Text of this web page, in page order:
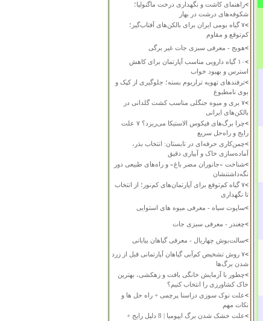
>راهنمای کاشت و نگهداری درخت ماگنولیا؛
شکوفه‌های درشت در بهار
>
۷ گیاه بومی ایران برای بالکن‌های آفتاب‌گیر؛
کم‌توقع و مقاوم
>هویج - معرفی سبزی جات غیر برگی
>
۱۰ گیاه دارویی مناسب آپارتمان برای کاهش
استرس و بهبود خواب
>ترفندهای تهویه تراریوم بسته؛ جلوگیری از کپک و
بوی نامطبوع
>
۷ بری و میوه جنگلی مناسب کشت گلدانی در
بالکن‌های ایرانی
>
چرا برگ‌های فیکوس الاستیکا می‌ریزد؟ ۷ علت
رایج و راه‌حل سریع
>چمن‌کاری حرفه‌ای در تابستان: انتخاب بذر،
آماده‌سازی خاک و آبیاری دقیق
>شناخت «جانوران مضر باغ» و راه‌های طبیعی دور
نگه‌داشتنشان
>
۷ گیاه کم‌توقع برای آپارتمان‌های کم‌نور؛ از انتخاب
تا نگهداری
>ساپوت سیاه - معرفی میوه های استوایی
>چغندر - معرفی سبزی جات
>سالت‌بوش چهاربال - معرفی گیاهان بیابانی
>
۷ روش تشخیص کم‌آبی گیاهان آپارتمانی قبل از زرد
شدن برگ‌ها
>چطور با آزمایش خانگی بافت و زهکشی، بهترین
خاک کشاورزی را انتخاب کنیم؟
>علت نوک سوزی دراسنا پرچمی + راه حل ها و
نکات مهم
>
علت خشک شدن برگ ایپومیا | 8 دلیل رایج +